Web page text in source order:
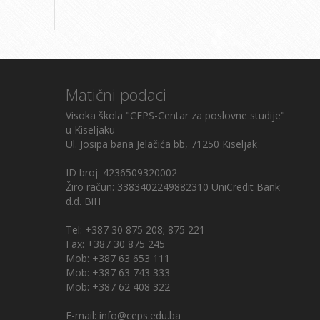
Matični podaci
Visoka škola "CEPS-Centar za poslovne studije"
u Kiseljaku
Ul. Josipa bana Jelačića bb, 71250 Kiseljak
ID broj: 4236509320002
Žiro račun: 3383402249882310 UniCredit Bank
d.d. BiH
Tel: +387 30 875 208; 875 221
Fax: +387 30 875 245
Mob: +387 63 653 111
Mob: +387 63 743 333
Mob: +387 62 408 322
E-mail: info@ceps.edu.ba